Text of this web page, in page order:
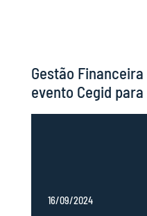
Gestão
evento Cegid
16/09/2024